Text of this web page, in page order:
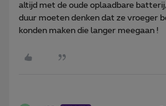
altijd met de oude oplaadbare
duur moeten denken dat ze vroeger
konden maken die langer meegaan !